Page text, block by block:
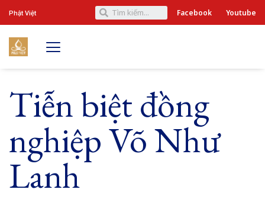
Phật Việt Facebook Youtube
Tiễn biệt đồng
nghiệp Võ Như
Lanh